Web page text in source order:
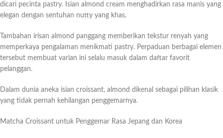
dicari pecinta pastry. Isian almond cream menghadirkan rasa manis yang
elegan dengan sentuhan nutty yang khas.
Tambahan irisan almond panggang memberikan tekstur renyah yang
memperkaya pengalaman menikmati pastry. Perpaduan berbagai elemen
tersebut membuat varian ini selalu masuk dalam daftar favorit
pelanggan.
Dalam dunia aneka isian croissant, almond dikenal sebagai pilihan klasik
yang tidak pernah kehilangan penggemarnya.
Matcha Croissant untuk Penggemar Rasa Jepang dan Korea